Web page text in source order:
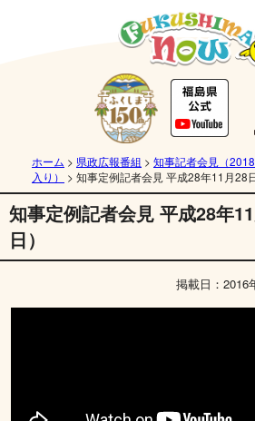
ホーム > 県政広報番組 > 知事記者会見（
入り）
> 知事定例記者会見 平成28年11月28
知事定例記者会見 平成28年
日）
掲載日：2016